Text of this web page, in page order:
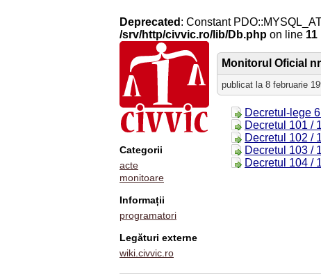
Deprecated : Constant
/srv/http/civvic.ro/lib/Db.php on line 11
Categorii
acte
monitoare
Informații
programatori
Legături externe
wiki.civvic.ro
Monitorul Oficial
publicat la 8 februarie
Decretul-lege
Decretul 101 /
Decretul 102 /
Decretul 103 /
Decretul 104 /